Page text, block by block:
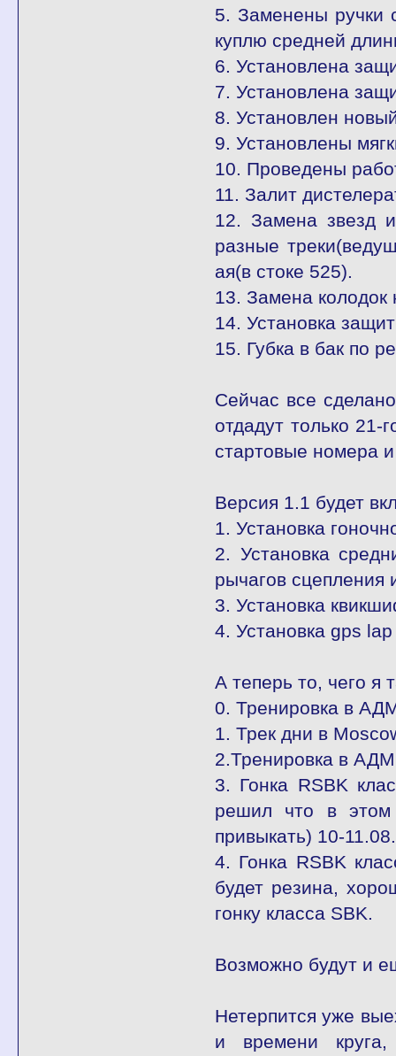
5. Заменены ручки
куплю средней
6. Установлена
7. Установлена
8. Установлен
9. Установлены
10. Проведены
11. Залит
12. Замена звезд
разные
ая(в стоке 525).
13. Замена
14. Установка
15. Губка в бак по
Сейчас все
отдадут только 21-
стартовые номера
Версия 1.1 будет
1. Установка
2. Установка
рычагов сцепления
3. Установка
4. Установка gps
А теперь то, чего я
0. Тренировка в
1. Трек дни в
2.Тренировка в
3. Гонка RSBK
решил что в
привыкать) 10-
4. Гонка RSBK
будет резина,
гонку класса SBK.
Возможно будут и
Нетерпится уже
и времени